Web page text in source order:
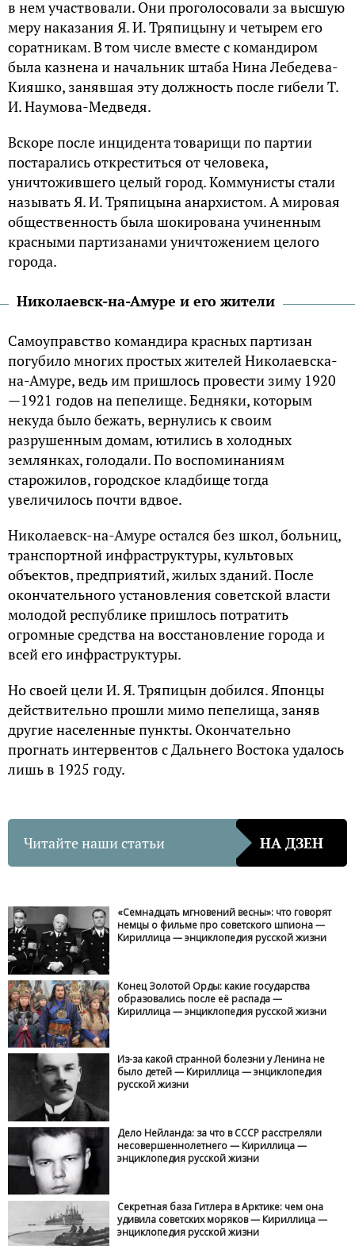
в нем участвовали. Они проголосовали за высшую
меру наказания Я. И. Тряпицыну и четырем его
соратникам. В том числе вместе с командиром
была казнена и начальник штаба Нина Лебедева-
Кияшко, занявшая эту должность после гибели Т.
И. Наумова-Медведя.
Вскоре после инцидента товарищи по партии
постарались откреститься от человека,
уничтожившего целый город. Коммунисты стали
называть Я. И. Тряпицына анархистом. А мировая
общественность была шокирована учиненным
красными партизанами уничтожением целого
города.
Николаевск-на-Амуре и его жители
Самоуправство командира красных партизан
погубило многих простых жителей Николаевска-
на-Амуре, ведь им пришлось провести зиму 1920
—1921 годов на пепелище. Бедняки, которым
некуда было бежать, вернулись к своим
разрушенным домам, ютились в холодных
землянках, голодали. По воспоминаниям
старожилов, городское кладбище тогда
увеличилось почти вдвое.
Николаевск-на-Амуре остался без школ, больниц,
транспортной инфраструктуры, культовых
объектов, предприятий, жилых зданий. После
окончательного установления советской власти
молодой республике пришлось потратить
огромные средства на восстановление города и
всей его инфраструктуры.
Но своей цели И. Я. Тряпицын добился. Японцы
действительно прошли мимо пепелища, заняв
другие населенные пункты. Окончательно
прогнать интервентов с Дальнего Востока удалось
лишь в 1925 году.
Читайте наши статьи НА ДЗЕН
«Семнадцать мгновений весны»: что говорят
немцы о фильме про советского шпиона —
Кириллица — энциклопедия русской жизни
Конец Золотой Орды: какие государства
образовались после её распада —
Кириллица — энциклопедия русской жизни
Из-за какой странной болезни у Ленина не
было детей — Кириллица — энциклопедия
русской жизни
Дело Нейланда: за что в СССР расстреляли
несовершеннолетнего — Кириллица —
энциклопедия русской жизни
Секретная база Гитлера в Арктике: чем она
удивила советских моряков — Кириллица —
энциклопедия русской жизни